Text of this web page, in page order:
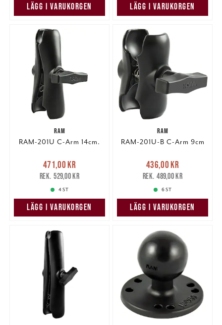
LÄGG I VARUKORGEN LÄGG I VARUKORGEN
RAM
RAM-201U C-Arm 14cm.
Nuvarande pris
471,00 krTidigare pris
529,00 kr
471,00 kr
529,00 kr
4 ST
LÄGG I VARUKORGEN
RAM
RAM-201U-B C-Arm 9cm
Nuvarande pris
436,00 krTidigare pris
489,00 kr
436,00 kr
489,00 kr
6 ST
LÄGG I VARUKORGEN